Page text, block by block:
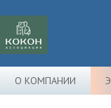
О КОМПАНИИ